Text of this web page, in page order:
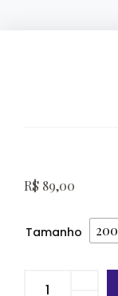
R$ 89,00
Tamanho